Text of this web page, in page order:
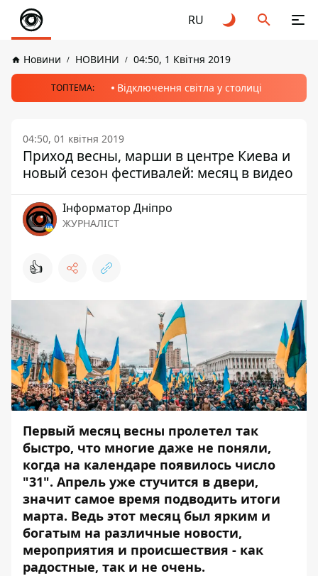
RU
Новини НОВИНИ 04:50, 1 Квітня 2019
ТОПТЕМА: Відключення світла у столиці
04:50, 01 квітня 2019
Приход весны, марши в центре Киева и
новый сезон фестивалей: месяц в видео
Інформатор Дніпро
ЖУРНАЛІСТ
👍
Первый месяц весны пролетел так
быстро, что многие даже не поняли,
когда на календаре появилось число
"31". Апрель уже стучится в двери,
значит самое время подводить итоги
марта. Ведь этот месяц был ярким и
богатым на различные новости,
мероприятия и происшествия - как
радостные, так и не очень.